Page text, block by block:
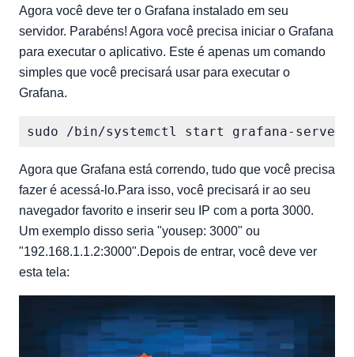
Agora você deve ter o Grafana instalado em seu
servidor. Parabéns! Agora você precisa iniciar o Grafana
para executar o aplicativo. Este é apenas um comando
simples que você precisará usar para executar o
Grafana.
Agora que Grafana está correndo, tudo que você precisa
fazer é acessá-lo.Para isso, você precisará ir ao seu
navegador favorito e inserir seu IP com a porta 3000.
Um exemplo disso seria "yousep: 3000" ou
"192.168.1.1.2:3000".Depois de entrar, você deve ver
esta tela: